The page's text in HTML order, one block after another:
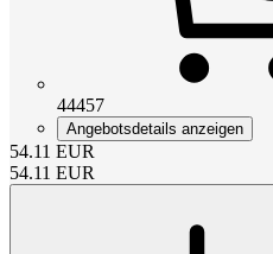
44457
Angebotsdetails anzeigen
54.11 EUR
54.11 EUR